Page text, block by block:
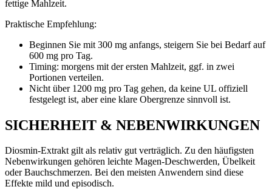
fettige Mahlzeit.
Praktische Empfehlung:
Beginnen Sie mit 300 mg anfangs, steigern Sie bei Bedarf auf
600 mg pro Tag.
Timing: morgens mit der ersten Mahlzeit, ggf. in zwei
Portionen verteilen.
Nicht über 1200 mg pro Tag gehen, da keine UL offiziell
festgelegt ist, aber eine klare Obergrenze sinnvoll ist.
SICHERHEIT & NEBENWIRKUNGEN
Diosmin-Extrakt gilt als relativ gut verträglich. Zu den häufigsten
Nebenwirkungen gehören leichte Magen-Deschwerden, Übelkeit
oder Bauchschmerzen. Bei den meisten Anwendern sind diese
Effekte mild und episodisch.